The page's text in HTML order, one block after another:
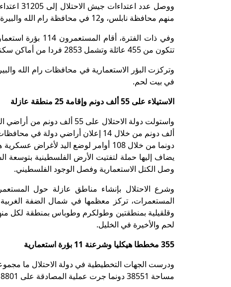
منهم محافظة نابلس، و12 في محافظة رام الله والبيرة، و3 في محافظة الخليل، وشهيد في كل من بيت لحم وقلقيلية وسلفيت.
تتكون من 455 عائلة وتشمل 2853 فردا من أماكن سكنهم إلى أماكن أخرى،
في بيت لحم.
الاستيلاء على 55 ألف دونم وإقامة 25 منطقة عازلة
دونما من خلال 108 أوامر لوضع اليد
يضاف إليها حملة لتفتيت الأرض الفلسطينية بتوسعة
وصل الكتل الاستعمارية وفصل الوجود الفلسطيني.
لحم والأخيرة في الخليل.
355 مخططا هيكليا وشرعنة 11 بؤرة استعمارية
مساحة 38551 دونما جرت عملية المصادقة على 18801 وحدة منها، في حين تم إيداع 18614 وحدة استعمارية جديدة.